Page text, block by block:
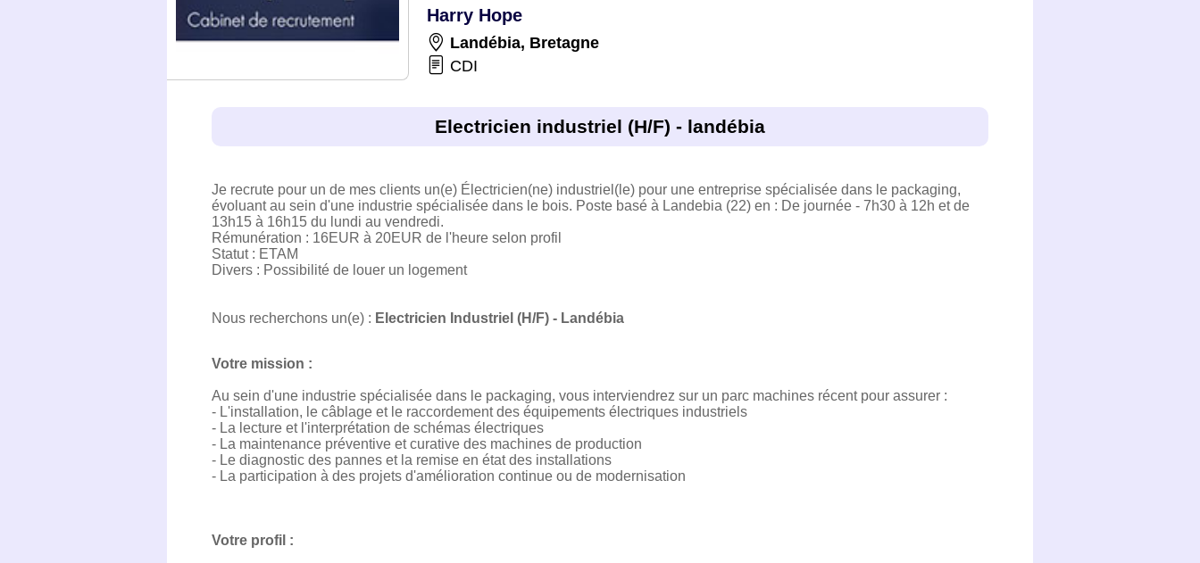
Harry Hope
Landébia, Bretagne
CDI
Electricien industriel (H/F) - landébia
Je recrute pour un de mes clients un(e) Électricien(ne) industriel(le) pour une entreprise spécialisée dans le packaging,
évoluant au sein d'une industrie spécialisée dans le bois. Poste basé à Landebia (22) en : De journée - 7h30 à 12h et de
13h15 à 16h15 du lundi au vendredi.
Rémunération : 16EUR à 20EUR de l'heure selon profil
Statut : ETAM
Divers : Possibilité de louer un logement
Nous recherchons un(e) : Electricien Industriel (H/F) - Landébia
Votre mission :
Au sein d'une industrie spécialisée dans le packaging, vous interviendrez sur un parc machines récent pour assurer :
- L'installation, le câblage et le raccordement des équipements électriques industriels
- La lecture et l'interprétation de schémas électriques
- La maintenance préventive et curative des machines de production
- Le diagnostic des pannes et la remise en état des installations
- La participation à des projets d'amélioration continue ou de modernisation
Votre profil :